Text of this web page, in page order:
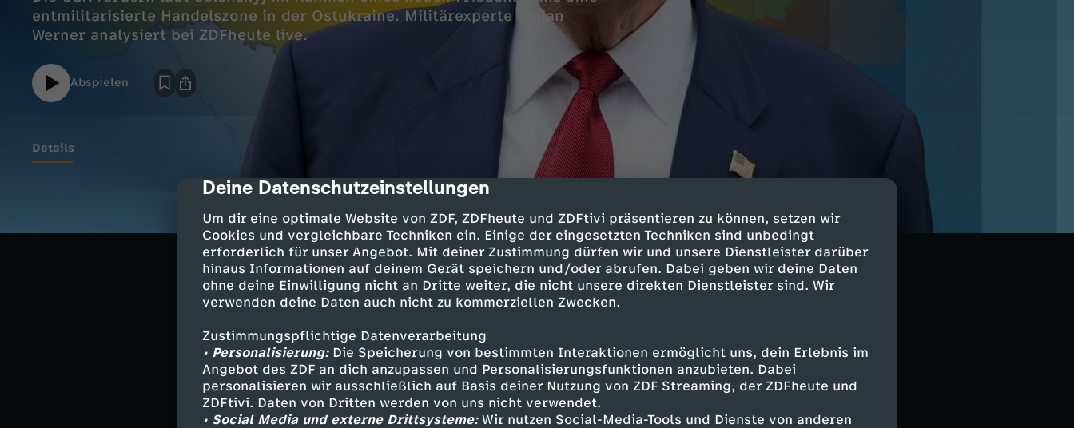
cmp-dialog-description
Deine Datenschutzeinstellungen
Um dir eine optimale Website von ZDF, ZDFheute und ZDFtivi präsentieren zu können, setzen wir
Cookies und vergleichbare Techniken ein. Einige der eingesetzten Techniken sind unbedingt
erforderlich für unser Angebot. Mit deiner Zustimmung dürfen wir und unsere Dienstleister darüber
hinaus Informationen auf deinem Gerät speichern und/oder abrufen. Dabei geben wir deine Daten
ohne deine Einwilligung nicht an Dritte weiter, die nicht unsere direkten Dienstleister sind. Wir
verwenden deine Daten auch nicht zu kommerziellen Zwecken.
Zustimmungspflichtige Datenverarbeitung
• Personalisierung:Die Speicherung von bestimmten Interaktionen ermöglicht uns, dein Erlebnis im
Angebot des ZDF an dich anzupassen und Personalisierungsfunktionen anzubieten. Dabei
personalisieren wir ausschließlich auf Basis deiner Nutzung von ZDF Streaming, der ZDFheute und
ZDFtivi. Daten von Dritten werden von uns nicht verwendet.
• Social Media und externe Drittsysteme:Wir nutzen Social-Media-Tools und Dienste von anderen
entmilitarisierte Handelszone in der Ostukraine. Militärexperte Julian
Werner analysiert bei ZDFheute live.
Abspielen
Details
Angaben des ukrainischenPräsidenten Selenskyj
, für eine entmilitarisierte
Sonderwirtschaftszone im Osten der Ukraine aus. Demnach sollen sich
ukrainische Streitkräfte aus der Region zurückziehen, gleichzeitig sollen die
russischen Streitkräfte nicht in dieses Gebiet einmarschieren.
Wie beeinflusst der neue Vorschlag die Friedensverhandlungen? Wie ist die
aktuelle Lage an der Front? Darüber spricht ZDFheute live mit Militärexperte
Julian Werner. ZDF-Reporterin Alica Jung berichtet aus Kiew und ZDF-
Korrespondentin Claudia Bates aus Washington.